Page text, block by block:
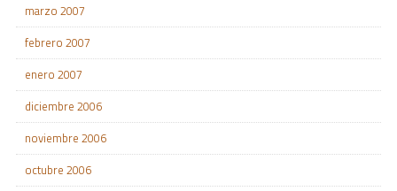
marzo 2007
febrero 2007
enero 2007
diciembre 2006
noviembre 2006
octubre 2006